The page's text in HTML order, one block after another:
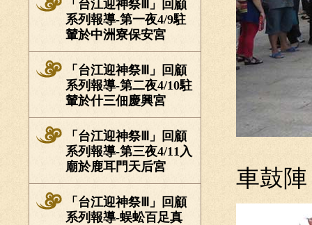
「台江迎神祭Ⅲ」回顧
系列報導-第一夜4/9駐
輦於中洲寮保安宮
「台江迎神祭Ⅲ」回顧
系列報導-第二夜4/10駐
輦於什三佃慶興宮
「台江迎神祭Ⅲ」回顧
系列報導-第三夜4/11入
廟於鹿耳門天后宮
「台江迎神祭Ⅲ」回顧
系列報導-蜈蚣百足真
車鼓陣